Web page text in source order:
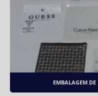
EMBALAGEM DE